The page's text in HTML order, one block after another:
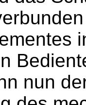
nun